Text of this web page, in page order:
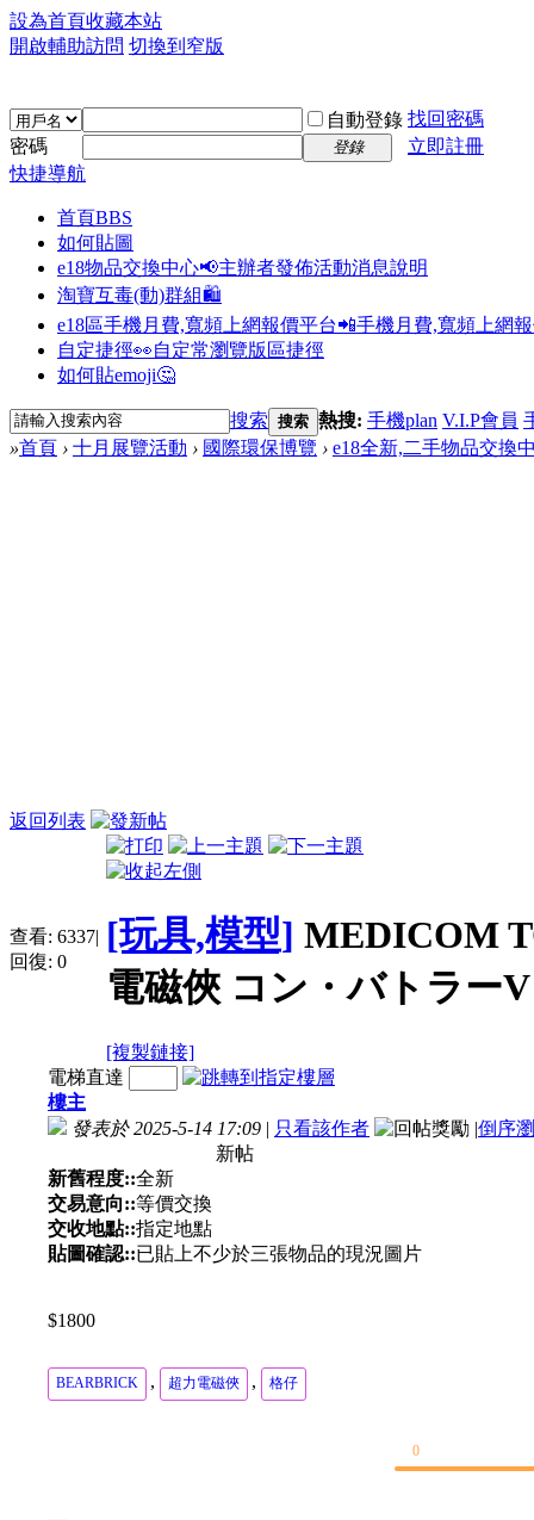
設為首頁收藏本站
開啟輔助訪問 切換到窄版
自動登錄 找回密碼
密碼
登錄
立即註冊
快捷導航
首頁BBS
如何貼圖
e18物品交換中心📢主辦者發佈活動消息說明
淘寶互毒(動)群組🛍️
e18區手機月費,寬頻上網報價平台📲手機月費,寬頻上網
自定捷徑👀自定常瀏覽版區捷徑
如何貼emoji🤔
搜索 搜索 熱搜: 手機plan V.I.P會員
»首頁 › 十月展覽活動 › 國際環保博覽 › e18全新,二手物品交換
返回列表
查看: 6337|
回復: 0
[玩具,模型] MEDICOM
電磁俠 コン・バトラーV
[複製鏈接]
電梯直達
樓主
發表於 2025-5-14 17:09 | 只看該作者 |倒序
新帖
新舊程度::全新
交易意向::等價交換
交收地點::指定地點
貼圖確認::已貼上不少於三張物品的現況圖片
$1800
BEARBRICK , 超力電磁俠 , 格仔
0